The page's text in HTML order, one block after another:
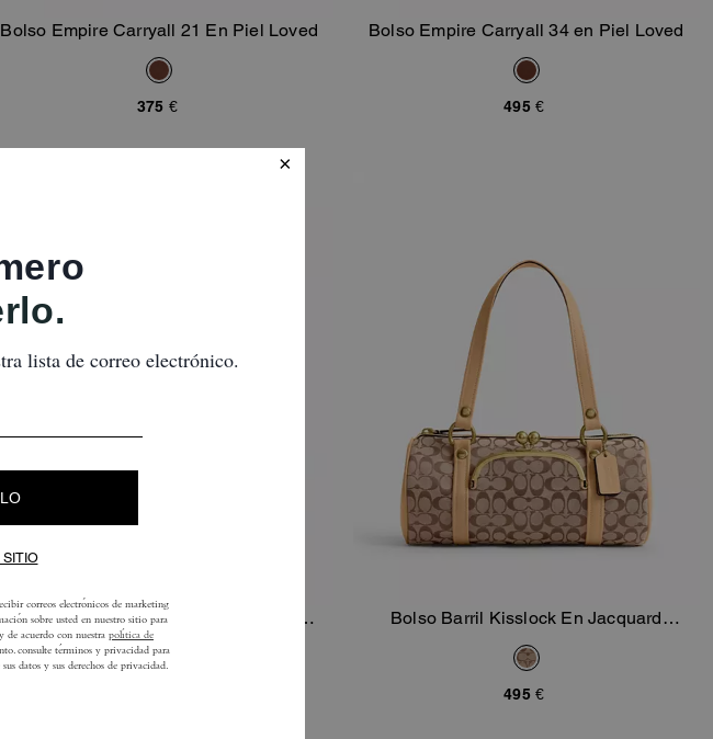
Añadir A La Cesta
Bolso Empire Carryall 21 En Piel Loved
375 €
Añadir A La Cesta
Bolso Empire Carryall 34 en Piel Loved
495 €
Añadir A La Cesta
Bolso Grande de Marco con Cierre
Kisslock
Bolso Barril Kisslock En Jacquard
Signature
495 €